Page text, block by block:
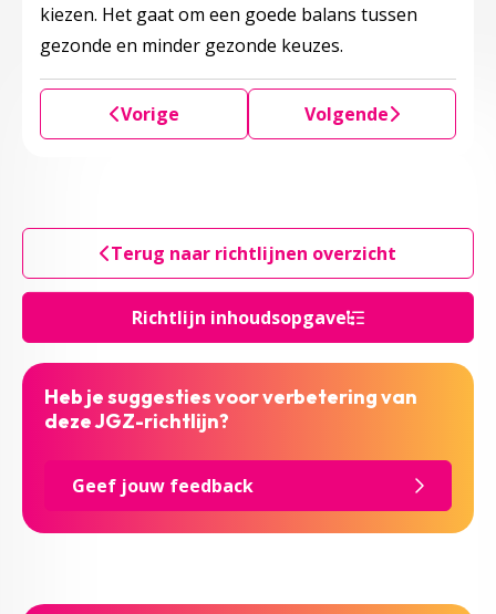
Richtlijn inhoudsopgave
kiezen. Het gaat om een goede balans tussen
gezonde en minder gezonde keuzes.
Vorige Volgende
Terug naar richtlijnen overzicht
Heb je suggesties voor verbetering van
deze JGZ-richtlijn?
Geef jouw feedback